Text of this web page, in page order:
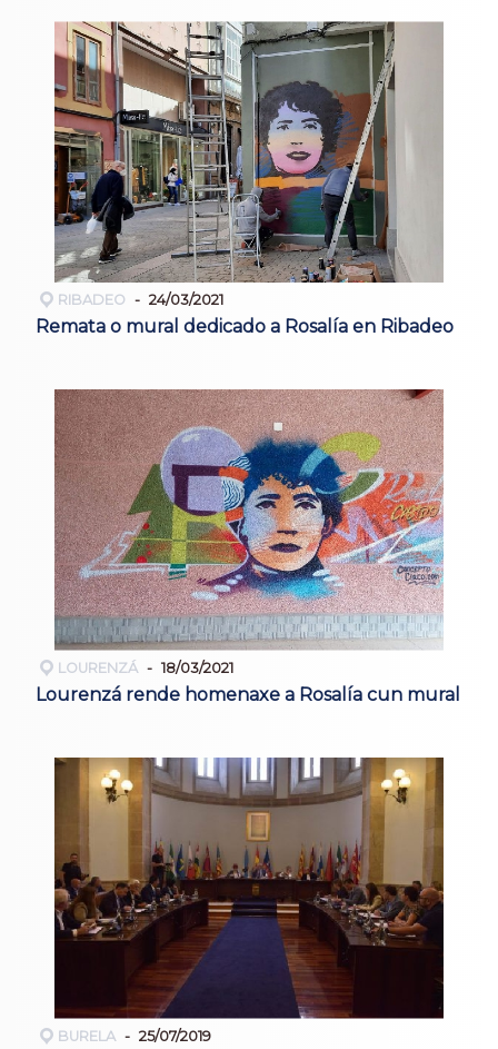
RIBADEO 24/03/2021
Remata o mural dedicado a Rosalía en Ribadeo
LOURENZÁ 18/03/2021
Lourenzá rende homenaxe a Rosalía cun mural
BURELA 25/07/2019